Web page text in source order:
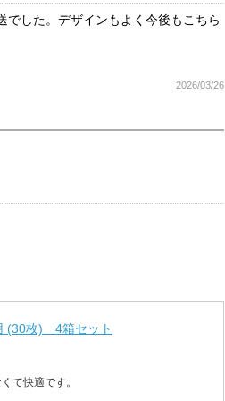
した。デザインもよく今後もこちら
2026/03/26
(30枚) 4箱セット
て快適です。